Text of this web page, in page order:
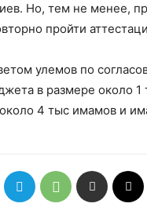
Но, тем не менее,
пройти
улемов по
в размере около
4 тыс имамов и